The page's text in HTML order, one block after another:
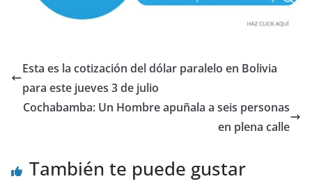
Esta es la cotización del dólar paralelo en Bolivia
para este jueves 3 de julio
Cochabamba: Un Hombre apuñala a seis personas
en plena calle
También te puede gustar